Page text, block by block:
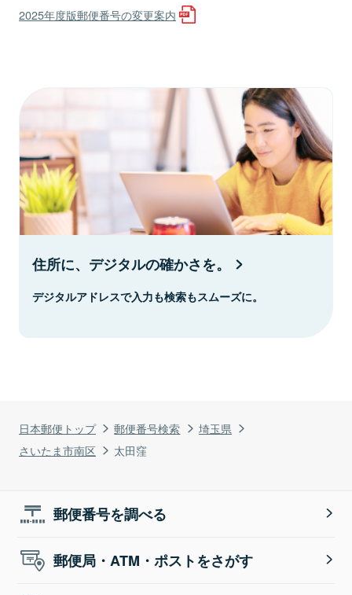
日本郵便トップ 郵便番号検索
埼玉県
さいたま市南区
太田窪
2025年度版郵便番号の変更案内
住所に、デジタルの確かさを。
デジタルアドレスで入力も検索もスムーズに。
郵便番号を調べる
郵便局・ATM・ポストをさがす